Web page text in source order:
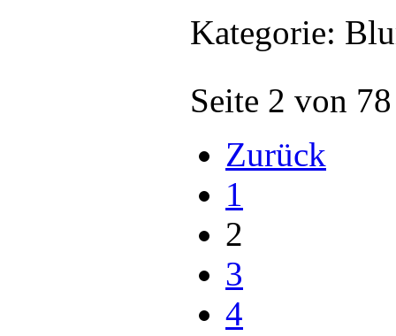
Kategorie:
Seite 2 von 78
Zurück
1
2
3
4